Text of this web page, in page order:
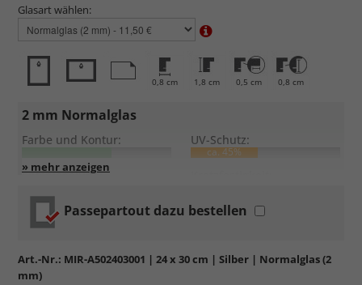
Glasart wählen:
0,8 cm 1,8 cm 0,5 cm 0,8 cm
2 mm Normalglas
Farbe und Kontur: UV-Schutz:
ca. 45%
Entspiegelung:
Standardglasin hochwertiger Floatglas-Qualität.
Formstabil, preiswert, witterungs- und hitzebeständig
Reflektierende Oberfläche
, die als störend empfunden
Passepartout dazu bestellen
Art.-Nr.: MIR-A502403001 | 24 x 30 cm | Silber | Normalglas (2
mm)